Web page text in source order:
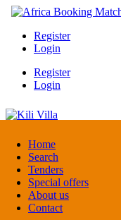
Home
Search
Tenders
Special offers
About us
Contact
Register
Login
Register
Login
Kili Villa
Tanzania
Lodge